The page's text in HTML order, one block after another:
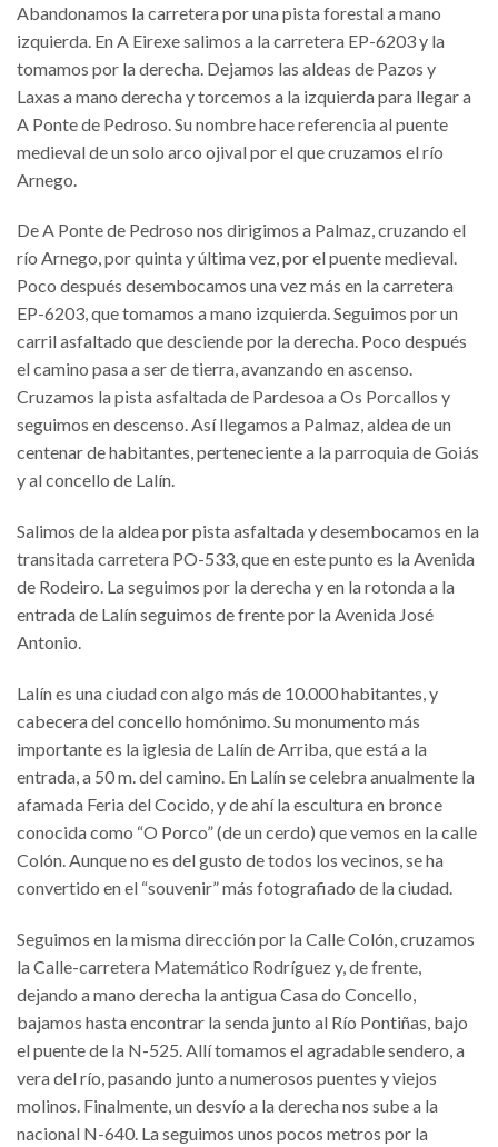
Abandonamos la carretera por una pista forestal a mano
izquierda. En A Eirexe salimos a la carretera EP-6203 y la
tomamos por la derecha. Dejamos las aldeas de Pazos y
Laxas a mano derecha y torcemos a la izquierda para llegar a
A Ponte de Pedroso. Su nombre hace referencia al puente
medieval de un solo arco ojival por el que cruzamos el río
Arnego.
De A Ponte de Pedroso nos dirigimos a Palmaz, cruzando el
río Arnego, por quinta y última vez, por el puente medieval.
Poco después desembocamos una vez más en la carretera
EP-6203, que tomamos a mano izquierda. Seguimos por un
carril asfaltado que desciende por la derecha. Poco después
el camino pasa a ser de tierra, avanzando en ascenso.
Cruzamos la pista asfaltada de Pardesoa a Os Porcallos y
seguimos en descenso. Así llegamos a Palmaz, aldea de un
centenar de habitantes, perteneciente a la parroquia de Goiás
y al concello de Lalín.
Salimos de la aldea por pista asfaltada y desembocamos en la
transitada carretera PO-533, que en este punto es la Avenida
de Rodeiro. La seguimos por la derecha y en la rotonda a la
entrada de Lalín seguimos de frente por la Avenida José
Antonio.
Lalín es una ciudad con algo más de 10.000 habitantes, y
cabecera del concello homónimo. Su monumento más
importante es la iglesia de Lalín de Arriba, que está a la
entrada, a 50 m. del camino. En Lalín se celebra anualmente la
afamada Feria del Cocido, y de ahí la escultura en bronce
conocida como “O Porco” (de un cerdo) que vemos en la calle
Colón. Aunque no es del gusto de todos los vecinos, se ha
convertido en el “souvenir” más fotografiado de la ciudad.
Seguimos en la misma dirección por la Calle Colón, cruzamos
la Calle-carretera Matemático Rodríguez y, de frente,
dejando a mano derecha la antigua Casa do Concello,
bajamos hasta encontrar la senda junto al Río Pontiñas, bajo
el puente de la N-525. Allí tomamos el agradable sendero, a
vera del río, pasando junto a numerosos puentes y viejos
molinos. Finalmente, un desvío a la derecha nos sube a la
nacional N-640. La seguimos unos pocos metros por la